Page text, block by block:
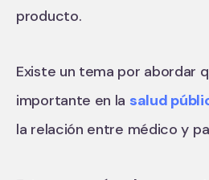
producto.
Existe un tema por abordar
importante en la salud
la relación entre médico y